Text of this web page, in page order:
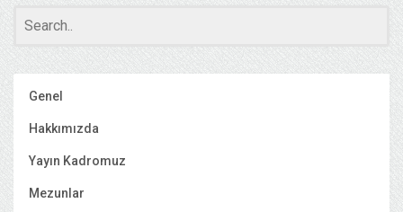
Genel
Hakkımızda
Yayın Kadromuz
Mezunlar